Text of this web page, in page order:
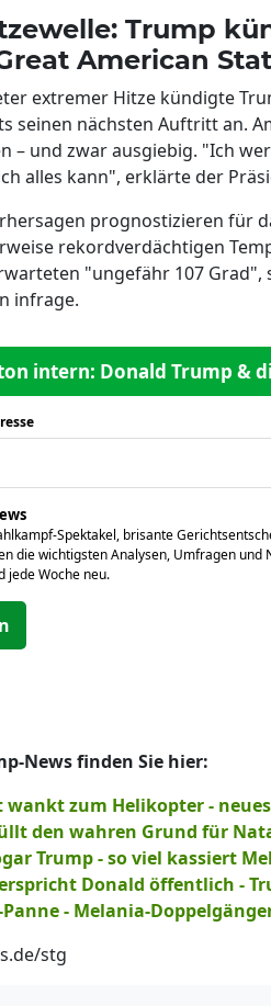
Trump
American
extremer Hitze kündigte
seinen nächsten Auftritt an.
– und zwar ausgiebig. "Ich
alles kann", erklärte der
prognostizieren für
rekordverdächtigen
"ungefähr 107
infrage.
intern: Donald Trump &
Spektakel, brisante
die wichtigsten Analysen, Umfragen
jede Woche neu.
News finden Sie hier:
wankt zum Helikopter -
den wahren Grund für
Trump - so viel kassiert
Donald öffentlich -
Panne - Melania-
stg